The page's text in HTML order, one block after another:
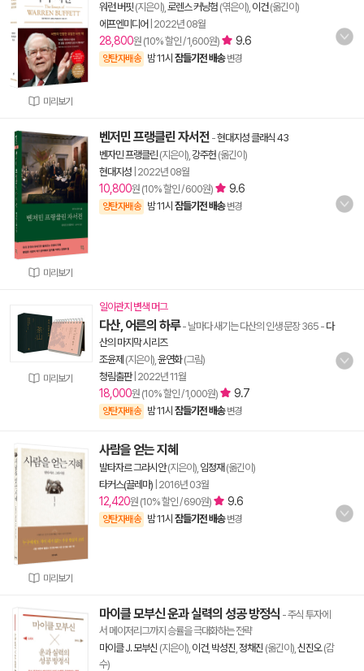
미리보기
워런 버핏 (지은이), 로렌스 커닝험 (엮은이), 이건(옮긴이)
에프엔미디어 2022년 08월
28,800원 (10% 할인 / 1,600원) 9.6
양탄자배송 밤 11시 잠들기전 배송 변경
미리보기
벤저민 프랭클린 자서전 -현대지성 클래식 43
벤자민 프랭클린 (지은이), 강주헌 (옮긴이)
현대지성 2022년 08월
10,800원 (10% 할인 / 600원) 9.6
양탄자배송 밤 11시 잠들기전 배송 변경
미리보기
일이관지 변색 머그
다산, 어른의 하루- 날마다 새기는 다산의 인생 문장 365 - 다
산의 마지막 시리즈
조윤제 (지은이), 윤연화(그림)
청림출판| 2022년 11월
18,000원 (10% 할인 / 1,000원) 9.7
양탄자배송 밤 11시 잠들기전 배송 변경
미리보기
사람을 얻는 지혜
발타자르 그라시안(지은이), 임정재 (옮긴이)
타커스(끌레마) 2016년 03월
12,420원 (10% 할인 / 690원) 9.6
양탄자배송 밤 11시 잠들기전 배송 변경
마이클 모부신 운과 실력의 성공 방정식 - 주식 투자에
서 메이저리그까지 승률을 극대화하는 전략
마이클 J. 모부신 (지은이), 이건, 박성진 정채진 (옮긴이), 신진오(감
수)